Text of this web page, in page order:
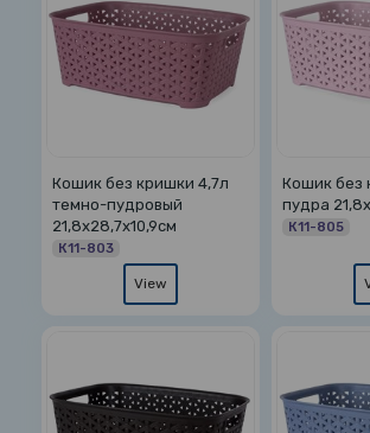
Кошик без кришки 4,7л
темно-пудровый
21,8х28,7х10,9см
К11-803
View
Кошик без
пудра
К11-805